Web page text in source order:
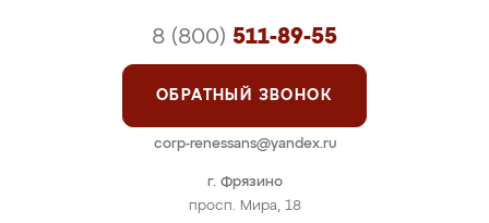
г. Фрязино
просп. Мира, 18
8 (800) 511-89-55
ОБРАТНЫЙ ЗВОНОК
corp-renessans@yandex.ru